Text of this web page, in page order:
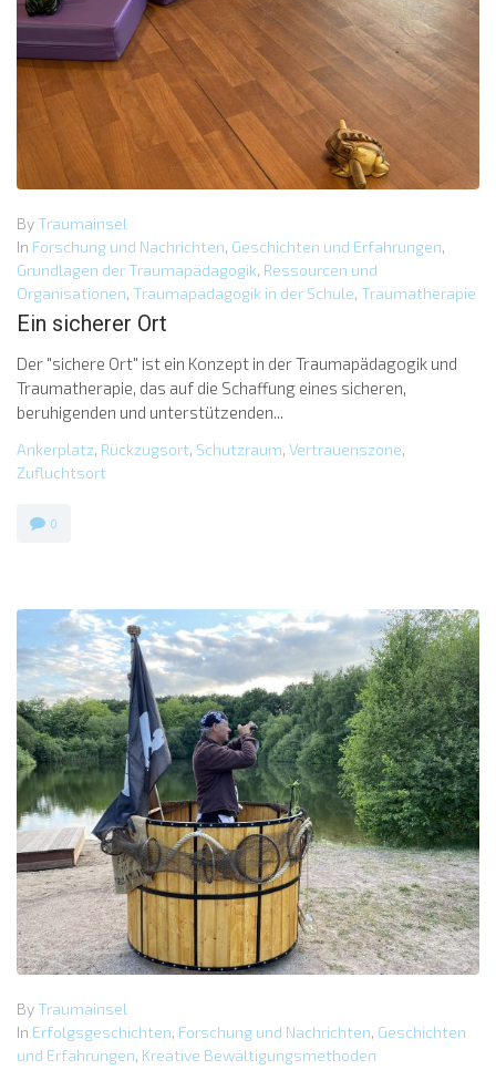
By Traumainsel
In Forschung und Nachrichten, Geschichten und Erfahrungen,
Grundlagen der Traumapädagogik, Ressourcen und
Organisationen, Traumapädagogik in der Schule, Traumatherapie
Ein sicherer Ort
Der "sichere Ort" ist ein Konzept in der Traumapädagogik und
Traumatherapie, das auf die Schaffung eines sicheren,
beruhigenden und unterstützenden...
Ankerplatz, Rückzugsort, Schutzraum, Vertrauenszone,
Zufluchtsort
0
By Traumainsel
In Erfolgsgeschichten, Forschung und Nachrichten, Geschichten
und Erfahrungen, Kreative Bewältigungsmethoden